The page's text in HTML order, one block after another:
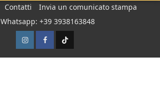
Contatti
Invia un comunicato stampa
Whatsapp: +39 3938163848
InstagramFacebook
TikTok